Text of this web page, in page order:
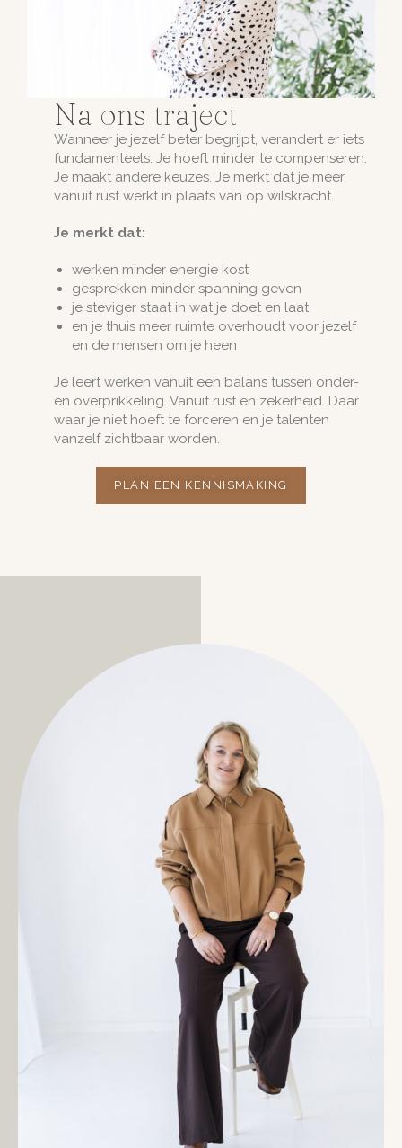
Na ons traject
Wanneer je jezelf beter begrijpt, verandert er iets
fundamenteels. Je hoeft minder te compenseren.
Je maakt andere keuzes. Je merkt dat je meer
vanuit rust werkt in plaats van op wilskracht.
Je merkt dat:
werken minder energie kost
gesprekken minder spanning geven
je steviger staat in wat je doet en laat
en je thuis meer ruimte overhoudt voor jezelf
en de mensen om je heen
Je leert werken vanuit een balans tussen onder-
en overprikkeling. Vanuit rust en zekerheid. Daar
waar je niet hoeft te forceren en je talenten
vanzelf zichtbaar worden.
PLAN EEN KENNISMAKING